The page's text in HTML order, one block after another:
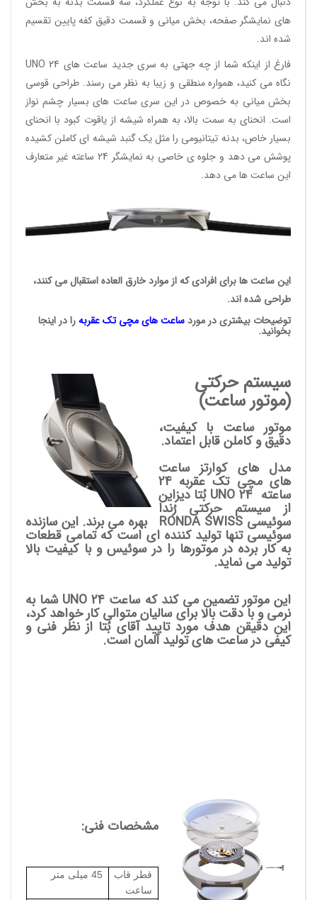
های نمایشگر صفحه، بخش میانی و قسمت دقیق کفه پایین تقسیم
شده اند.
فارغ از اینکه شما از چه جهتی به سری جدید ساعت های UNO 24
نگاه می کنید، همواره منطقی و زیبا به نظر می رسند. طراحی قوسی
بخش میانی به خصوص در این سری ساعت های بسیار چشم نواز
است. انحنای به سمت بالا، به همراه شیشه از یاقوت کبود با انحنای
بسیار خاص، بدنه تیتانیومی را مثل یک گنبد شیشه ای کاملن کشیده
پوشش می دهد و جلوه ی خاصی به نمایشگر 24 ساعته غیر متعارف
این ساعت ها می دهد.
این ساعت ها برای افرادی که از موارد خارق العاده استقبال می کنند،
طراحی شده اند.
توضیحات بیشتری در موردساعت های مچی تک عقربهرا در اینجا
بخوانید.
سیستم حرکتی
(موتور ساعت)
موتور ساعت با کیفیت،
دقیق و کاملن قابل اعتماد.
مدل های کوارتز ساعت
های مچی تک عقربه 24
ساعته UNO 24 بُتا دیزاین
از سیستم حرکتی رُندا
سوئیسی RONDA SWISS بهره می برند. این سازنده
سوئیسی تنها تولید کننده ای است که تمامی قطعات
به کار برده در موتورها را در سوئیس و با کیفیت بالا
تولید می نماید.
این موتور تضمین می کند که ساعت UNO 24 شما به
نرمی و با دقت بالا برای سالیان متوالی کار خواهد کرد،
این دقیقن هدف مورد تایید آقای بُتا از نظر فنی و
کیفی در ساعت های تولید آلمان است.
مشخصات فنی:
قطر قاب
ساعت
45 میلی متر